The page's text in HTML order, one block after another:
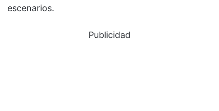
escenarios.
Publicidad